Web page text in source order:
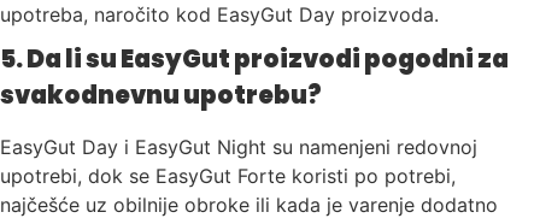
upotreba, naročito kod EasyGut Day proizvoda.
5. Da li su EasyGut proizvodi pogodni za
svakodnevnu upotrebu?
EasyGut Day i EasyGut Night su namenjeni redovnoj
upotrebi, dok se EasyGut Forte koristi po potrebi,
najčešće uz obilnije obroke ili kada je varenje dodatno